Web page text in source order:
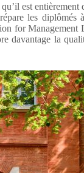
est entièrement
les diplômés
for Management
davantage la